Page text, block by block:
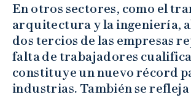
En otros sectores, como el
arquitectura y la ingeniería,
dos tercios de las empresas
falta de trabajadores
constituye un nuevo récord
industrias. También se refleja